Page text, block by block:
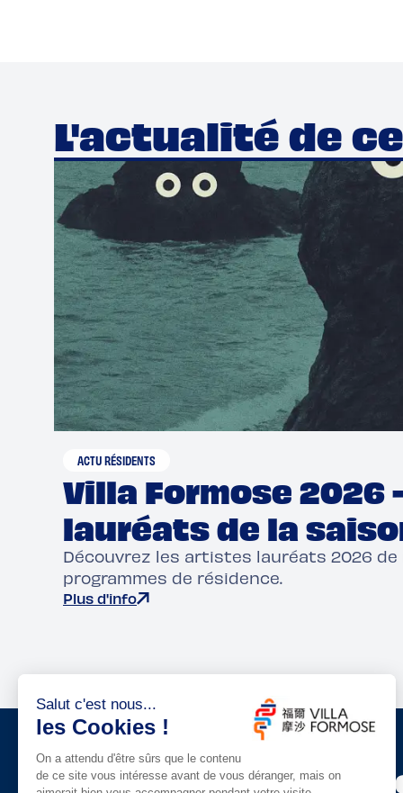
L'actualité de
ACTU RÉSIDENTS
Villa Formose 2026
lauréats de la
Découvrez les artistes lauréats 2026
programmes de résidence.
Plus d'info
Suivez les